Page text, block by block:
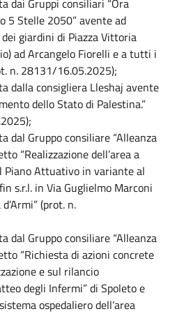
5 Stelle 2050” avente ad
giardini di Piazza Vittoria
ad Arcangelo Fiorelli e a tutti i
n. 28131/16.05.2025);
dalla consigliera Lleshaj avente
dello Stato di Palestina.”
dal Gruppo consiliare “Alleanza
“Realizzazione dell’area a
Piano Attuativo in variante al
s.r.l. in Via Guglielmo Marconi
(prot. n.
dal Gruppo consiliare “Alleanza
“Richiesta di azioni concrete
e sul rilancio
degli Infermi” di Spoleto e
ospedaliero dell’area